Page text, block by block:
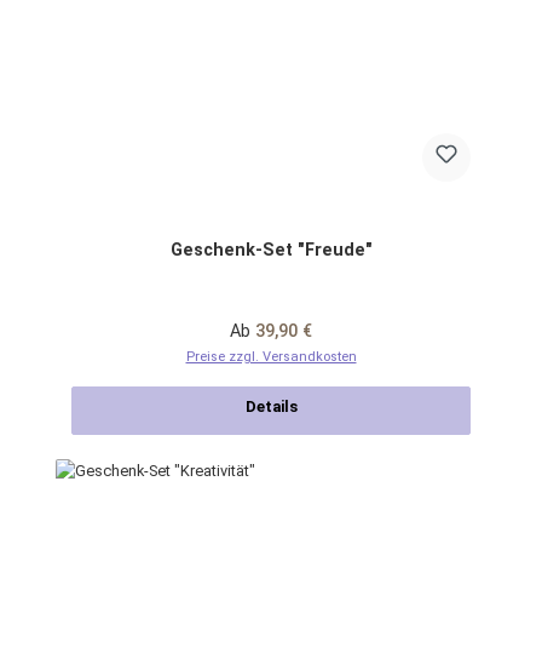
Geschenk-Set "Freude"
Regulärer Preis:
Ab 39,90 €
Preise zzgl. Versandkosten
Details